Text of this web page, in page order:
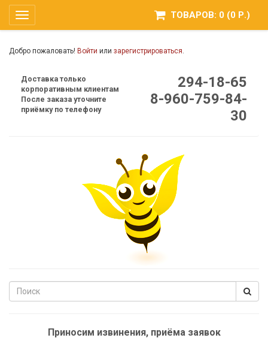
ТОВАРОВ: 0 (0 Р.)
Toggle
navigation
Добро пожаловать! Войти или зарегистрироваться.
Доставка только
корпоративным клиентам
После заказа уточните
приёмку по телефону
294-18-65
8-960-759-84-
30
Приносим извинения, приёма заявок